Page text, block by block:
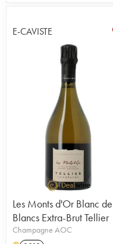
E-CAVISTE
Les Monts d'Or Blanc de
Blancs Extra-Brut Tellier
Champagne AOC